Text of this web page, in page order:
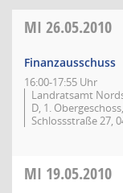
MI 26.05.2010
Finanzausschuss
16:00-17:55 Uhr
Landratsamt
D, 1.
Schlossstraße 27,
MI 19.05.2010